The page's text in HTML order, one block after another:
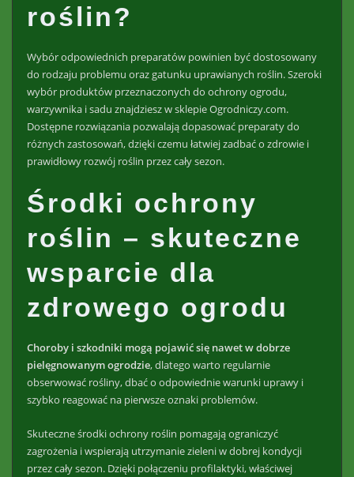
roślin?
Wybór odpowiednich preparatów powinien być dostosowany
do rodzaju problemu oraz gatunku uprawianych roślin. Szeroki
wybór produktów przeznaczonych do ochrony ogrodu,
warzywnika i sadu znajdziesz w sklepie Ogrodniczy.com.
Dostępne rozwiązania pozwalają dopasować preparaty do
różnych zastosowań, dzięki czemu łatwiej zadbać o zdrowie i
prawidłowy rozwój roślin przez cały sezon.
Środki ochrony
roślin – skuteczne
wsparcie dla
zdrowego ogrodu
Choroby i szkodniki mogą pojawić się nawet w dobrze
pielęgnowanym ogrodzie, dlatego warto regularnie
obserwować rośliny, dbać o odpowiednie warunki uprawy i
szybko reagować na pierwsze oznaki problemów.
Skuteczne środki ochrony roślin pomagają ograniczyć
zagrożenia i wspierają utrzymanie zieleni w dobrej kondycji
przez cały sezon. Dzięki połączeniu profilaktyki, właściwej